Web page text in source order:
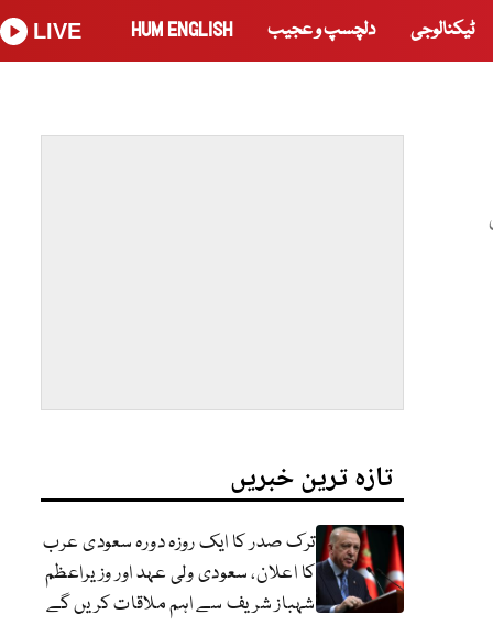
ٹیکنالوجی دلچسپ و عجیب HUM ENGLISH
LIVE
تازہ ترین خبریں
ترک صدر کا ایک روزہ دورہ سعودی عرب
کا اعلان، سعودی ولی عہد اور وزیراعظم
شہباز شریف سے اہم ملاقات کریں گے